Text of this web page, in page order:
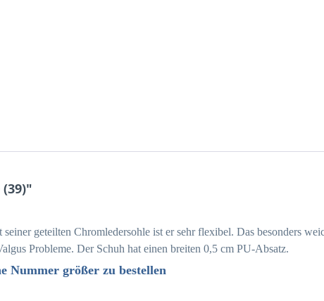
geteilten Chromledersohle ist er sehr flexibel. Das besonders
Probleme. Der Schuh hat einen breiten 0,5 cm PU-Absatz.
Nummer größer zu bestellen